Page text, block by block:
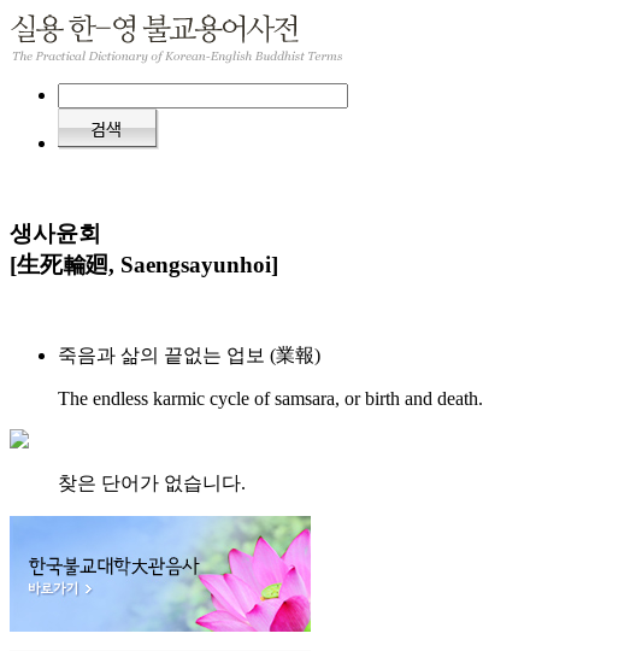
생사윤회
[生死輪廻, Saengsayunhoi]
죽음과 삶의 끝없는 업보 (業報)
The endless karmic cycle of samsara, or birth and death.
찾은 단어가 없습니다.